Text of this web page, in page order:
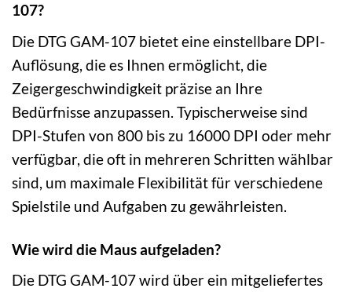
107?
Die DTG GAM-107 bietet eine einstellbare DPI-
Auflösung, die es Ihnen ermöglicht, die
Zeigergeschwindigkeit präzise an Ihre
Bedürfnisse anzupassen. Typischerweise sind
DPI-Stufen von 800 bis zu 16000 DPI oder mehr
verfügbar, die oft in mehreren Schritten wählbar
sind, um maximale Flexibilität für verschiedene
Spielstile und Aufgaben zu gewährleisten.
Wie wird die Maus aufgeladen?
Die DTG GAM-107 wird über ein mitgeliefertes